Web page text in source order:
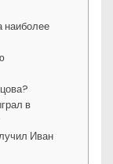
наиболее
в
Иван